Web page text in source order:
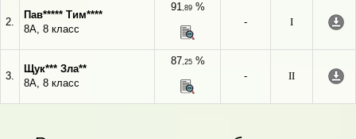
2.
Пав***** Тим****
8А, 8 класс
91,89%
-
I
3.
Щук*** Зла**
8А, 8 класс
87,25%
-
II